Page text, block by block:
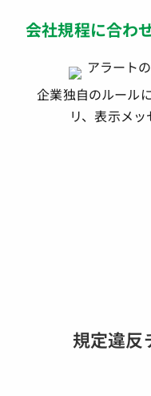
会社規程に合わ
企業独自のルール
リ、表示メ
規定違反